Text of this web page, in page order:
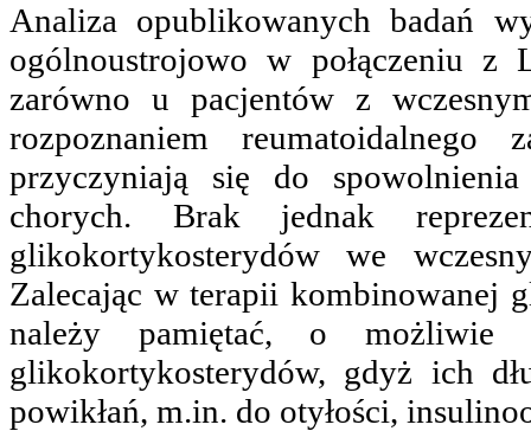
Analiza opublikowanych badań
ogólnoustrojowo w połączeniu
zarówno u pacjentów z
rozpoznaniem reumatoidalnego
przyczyniają się do
chorych. Brak jednak
glikokortykosterydów we
Zalecając w terapii kombinowanej
należy pamiętać, o możliwie
glikokortykosterydów, gdyż ich
powikłań, m.in. do otyłości,